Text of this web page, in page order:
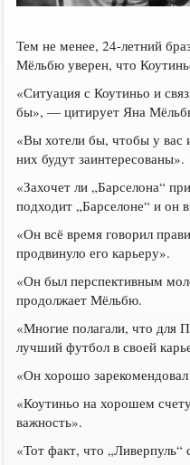
Тем не менее, 24-летний
Мёльбю уверен, что
«Ситуация с Коутиньо и
бы», — цитирует Яна
«Вы хотели бы, чтобы у вас
них будут заинтересованы».
«Захочет ли „Барселона“
подходит „Барселоне“ и он
«Он всё время говорил
продвинуло его карьеру».
«Он был перспективным
продолжает Мёльбю.
«Многие полагали, что для
лучший футбол в своей
«Он хорошо
«Коутиньо на хорошем
важность».
«Тот факт, что „Ливерпуль“